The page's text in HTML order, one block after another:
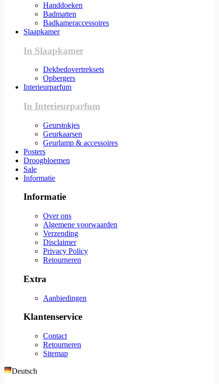
Handdoeken
Badmatten
Badkameraccessoires
Slaapkamer
In Slaapkamer
Dekbedovertreksets
Opbergers
Interieurparfum
In Interieurparfum
Geurstokjes
Geurkaarsen
Geurlamp & accessoires
Posters
Droogbloemen
Sale
Informatie
Informatie
Over ons
Algemene voorwaarden
Verzending
Disclaimer
Privacy Policy
Retourneren
Extra
Aanbiedingen
Klantenservice
Contact
Retourneren
Sitemap
Deutsch